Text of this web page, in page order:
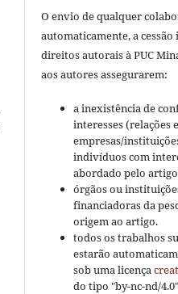
O envio de qualquer
automaticamente, a
direitos autorais à PUC
aos autores assegurarem:
a inexistência de
interesses (relações
empresas/
indivíduos com
abordado pelo
órgãos ou
financiadoras da
origem ao artigo.
todos os trabalhos
estarão
sob uma licença
do tipo "by-nc-nd/